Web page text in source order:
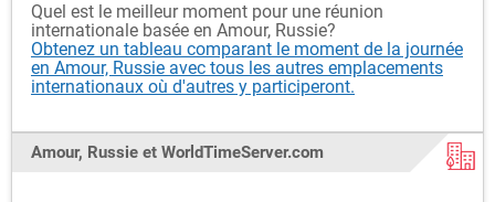
Quel est le meilleur moment pour une réunion
internationale basée en Amour, Russie?
Obtenez un tableau comparant le moment de la journée
en Amour, Russie avec tous les autres emplacements
internationaux où d'autres y participeront.
Amour, Russie et WorldTimeServer.com